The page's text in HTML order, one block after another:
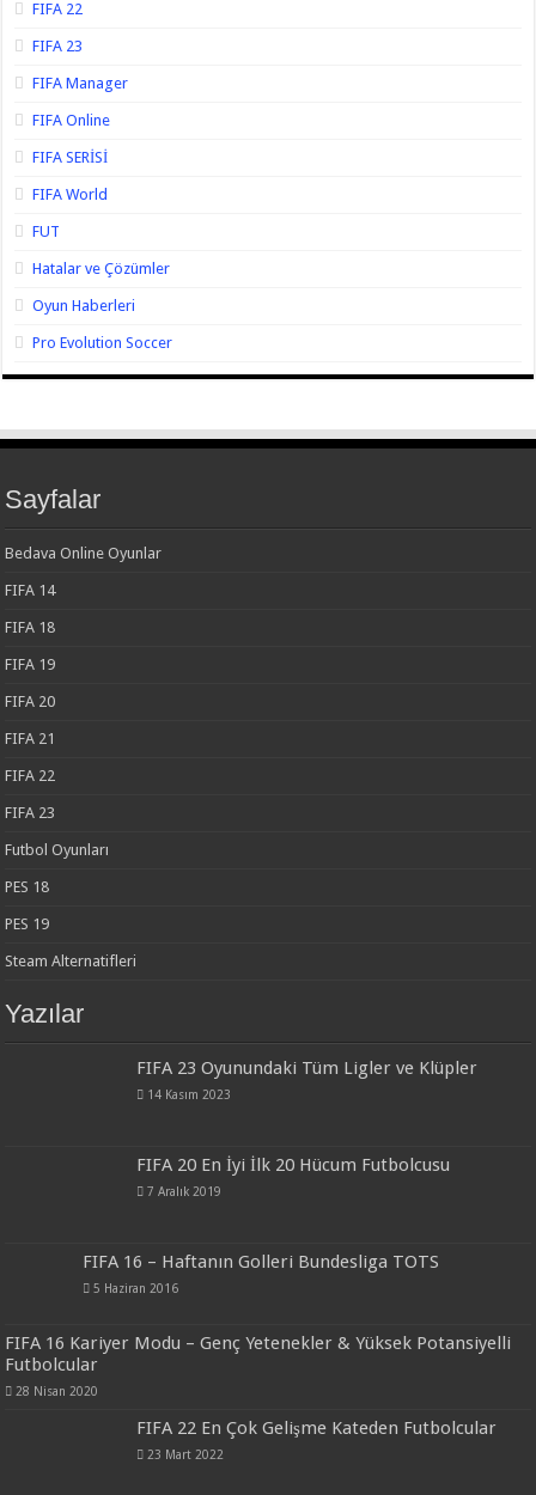
FIFA 22
FIFA 23
FIFA Manager
FIFA Online
FIFA SERİSİ
FIFA World
FUT
Hatalar ve Çözümler
Oyun Haberleri
Pro Evolution Soccer
Sayfalar
Bedava Online Oyunlar
FIFA 14
FIFA 18
FIFA 19
FIFA 20
FIFA 21
FIFA 22
FIFA 23
Futbol Oyunları
PES 18
PES 19
Steam Alternatifleri
Yazılar
FIFA 23 Oyunundaki Tüm Ligler ve Klüpler
14 Kasım 2023
FIFA 20 En İyi İlk 20 Hücum Futbolcusu
7 Aralık 2019
FIFA 16 – Haftanın Golleri Bundesliga TOTS
5 Haziran 2016
FIFA 16 Kariyer Modu – Genç Yetenekler & Yüksek Potansiyelli
Futbolcular
28 Nisan 2020
FIFA 22 En Çok Gelişme Kateden Futbolcular
23 Mart 2022